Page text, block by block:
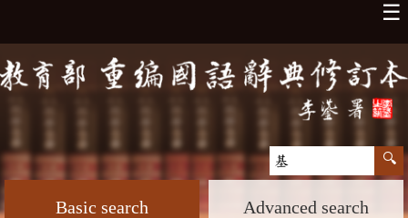
☰
Basic search Advanced search